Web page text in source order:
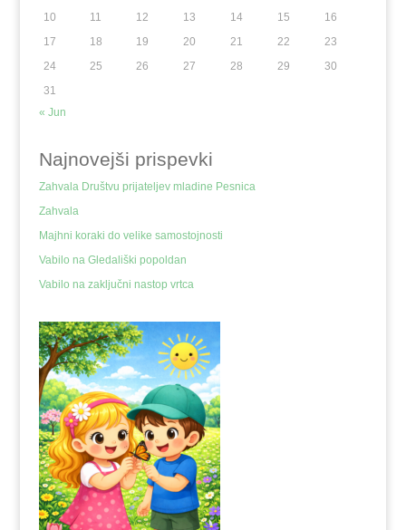
10
11 12 13 14 15
16
17
18 19 20 21 22
23
24
25 26 27 28 29
30
31
« Jun
Najnovejši prispevki
Zahvala Društvu prijateljev mladine Pesnica
Zahvala
Majhni koraki do velike samostojnosti
Vabilo na Gledališki popoldan
Vabilo na zaključni nastop vrtca